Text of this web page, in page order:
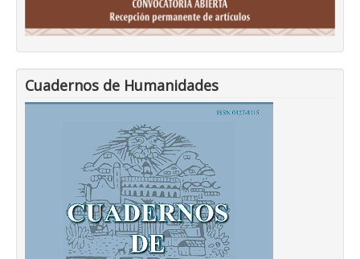
Cuadernos de Humanidades